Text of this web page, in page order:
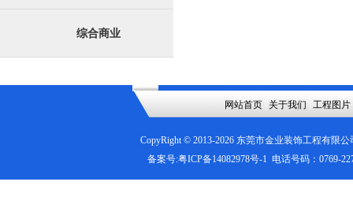
综合商业
网站首页| 关于我们 工程图片
CopyRight © 2013-2026 东莞市金业装饰工程有限公
备案号:粤ICP备14082978号-1 电话号码：0769-